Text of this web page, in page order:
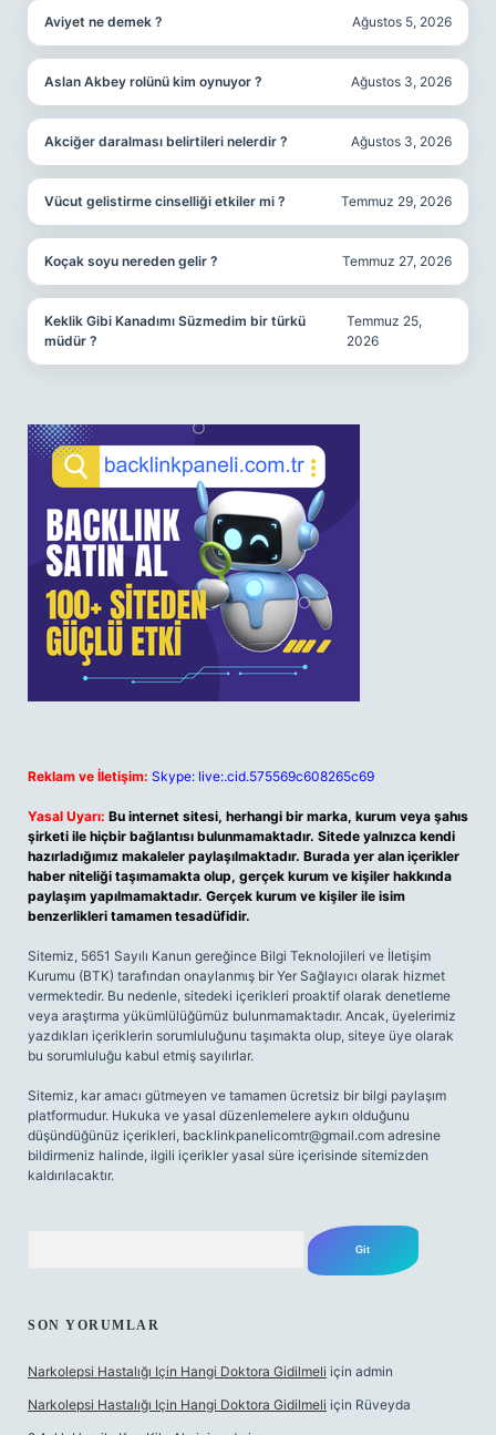
Aviyet ne demek ? Ağustos 5, 2026
Aslan Akbey rolünü kim oynuyor ? Ağustos 3, 2026
Akciğer daralması belirtileri nelerdir ? Ağustos 3, 2026
Vücut gelistirme cinselliği etkiler mi ? Temmuz 29, 2026
Koçak soyu nereden gelir ? Temmuz 27, 2026
Keklik Gibi Kanadımı Süzmedim bir türkü
müdür ?
Temmuz 25,
2026
Reklam ve İletişim: Skype: live:.cid.575569c608265c69
Yasal Uyarı: Bu internet sitesi, herhangi bir marka, kurum veya şahıs
şirketi ile hiçbir bağlantısı bulunmamaktadır. Sitede yalnızca kendi
hazırladığımız makaleler paylaşılmaktadır. Burada yer alan içerikler
haber niteliği taşımamakta olup, gerçek kurum ve kişiler hakkında
paylaşım yapılmamaktadır. Gerçek kurum ve kişiler ile isim
benzerlikleri tamamen tesadüfidir.
Sitemiz, 5651 Sayılı Kanun gereğince Bilgi Teknolojileri ve İletişim
Kurumu (BTK) tarafından onaylanmış bir Yer Sağlayıcı olarak hizmet
vermektedir. Bu nedenle, sitedeki içerikleri proaktif olarak denetleme
veya araştırma yükümlülüğümüz bulunmamaktadır. Ancak, üyelerimiz
yazdıkları içeriklerin sorumluluğunu taşımakta olup, siteye üye olarak
bu sorumluluğu kabul etmiş sayılırlar.
Sitemiz, kar amacı gütmeyen ve tamamen ücretsiz bir bilgi paylaşım
platformudur. Hukuka ve yasal düzenlemelere aykırı olduğunu
düşündüğünüz içerikleri, backlinkpanelicomtr@gmail.com adresine
bildirmeniz halinde, ilgili içerikler yasal süre içerisinde sitemizden
kaldırılacaktır.
SON YORUMLAR
Narkolepsi Hastalığı Için Hangi Doktora Gidilmeli için admin
Narkolepsi Hastalığı Için Hangi Doktora Gidilmeli için Rüveyda